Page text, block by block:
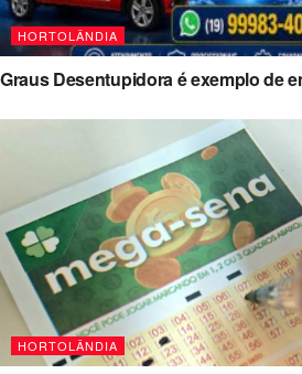
HORTOLÂNDIA
Graus Desentupidora é exemplo de
HORTOLÂNDIA